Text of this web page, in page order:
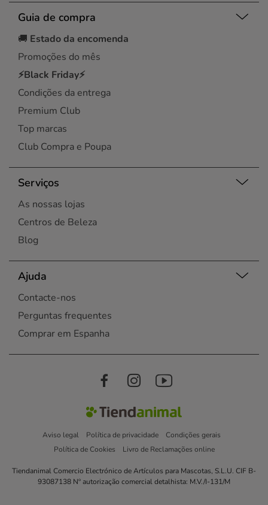
Guia de compra
🚚 Estado da encomenda
Promoções do mês
⚡Black Friday⚡
Condições da entrega
Premium Club
Top marcas
Club Compra e Poupa
Serviços
As nossas lojas
Centros de Beleza
Blog
Ajuda
Contacte-nos
Perguntas frequentes
Comprar em Espanha
Aviso legal Política de privacidade
Condições gerais
Política de Cookies
Livro de Reclamações online
Tiendanimal Comercio Electrónico de Artículos para Mascotas, S.L.U. CIF B-
93087138 Nº autorização comercial detalhista: M.V./I-131/M